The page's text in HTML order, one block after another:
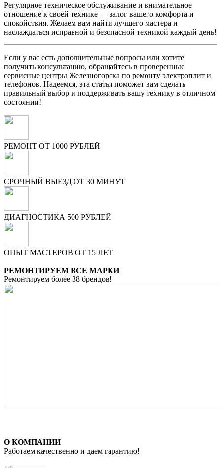
Регулярное техническое обслуживание и внимательное
отношение к своей технике — залог вашего комфорта и
спокойствия. Желаем вам найти лучшего мастера и
наслаждаться исправной и безопасной техникой каждый день!
Если у вас есть дополнительные вопросы или хотите
получить консультацию, обращайтесь в проверенные
сервисные центры Железногорска по ремонту электроплит и
телефонов. Надеемся, эта статья поможет вам сделать
правильный выбор и поддерживать вашу технику в отличном
состоянии!
РЕМОНТ ОТ 1000 РУБЛЕЙ
СРОЧНЫЙ ВЫЕЗД ОТ 30 МИНУТ
ДИАГНОСТИКА 500 РУБЛЕЙ
ОПЫТ МАСТЕРОВ ОТ 15 ЛЕТ
РЕМОНТИРУЕМ ВСЕ МАРКИ
Ремонтируем более 38 брендов!
О КОМПАНИИ
Работаем качественно и даем гарантию!